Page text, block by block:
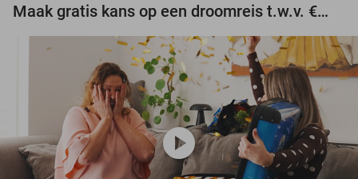
Maak gratis kans op een droomreis t.w.v. €3.000!
play_circle